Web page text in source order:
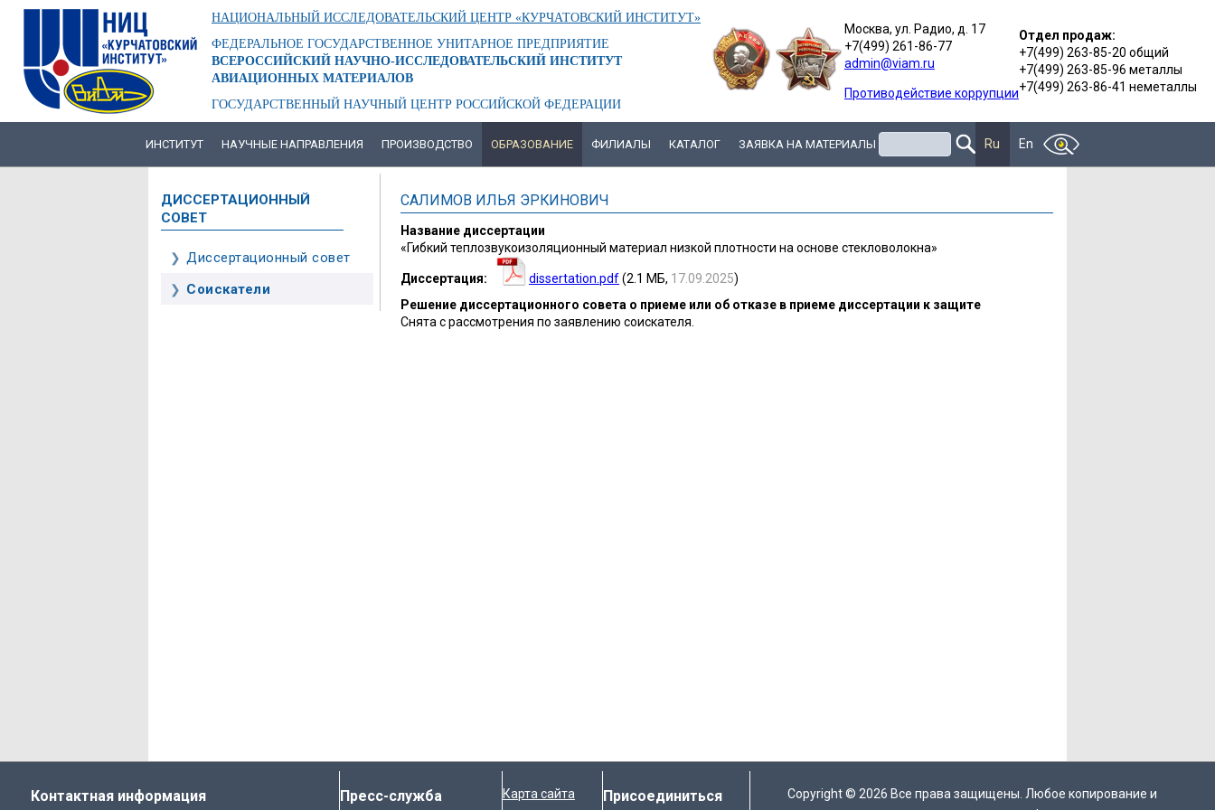
Перейти
основному
содержанию
НАЦИОНАЛЬНЫЙ ИССЛЕДОВАТЕЛЬСКИЙ ЦЕНТР «КУРЧАТОВСКИЙ ИНСТИТУТ»
ФЕДЕРАЛЬНОЕ ГОСУДАРСТВЕННОЕ УНИТАРНОЕ ПРЕДПРИЯТИЕ
ВСЕРОССИЙСКИЙ НАУЧНО-ИССЛЕДОВАТЕЛЬСКИЙ ИНСТИТУТ
АВИАЦИОННЫХ МАТЕРИАЛОВ
ГОСУДАРСТВЕННЫЙ НАУЧНЫЙ ЦЕНТР РОССИЙСКОЙ ФЕДЕРАЦИИ
Москва, ул. Радио, д. 17
+7(499) 261-86-77
admin@viam.ru
Противодействие коррупции
Отдел продаж:
+7(499) 263-85-20 общий
+7(499) 263-85-96 металлы
+7(499) 263-86-41 неметаллы
ИНСТИТУТ НАУЧНЫЕ НАПРАВЛЕНИЯ ПРОИЗВОДСТВО ОБРАЗОВАНИЕ ФИЛИАЛЫ КАТАЛОГ ЗАЯВКА НА МАТЕРИАЛЫ Ru En
ДИССЕРТАЦИОННЫЙ
СОВЕТ
ОСНОВНАЯ
Диссертационный совет
Соискатели
САЛИМОВ ИЛЬЯ ЭРКИНОВИЧ
Название диссертации
«Гибкий теплозвукоизоляционный материал низкой плотности на основе стекловолокна»
Диссертация dissertation.pdf(2.1 МБ, 17.09.2025)
Решение диссертационного совета о приеме или об отказе в приеме диссертации к защите
Снята с рассмотрения по заявлению соискателя.
Контактная информация Пресс-служба Карта сайта Присоединиться Copyright © 2026 Все права защищены. Любое копирование и